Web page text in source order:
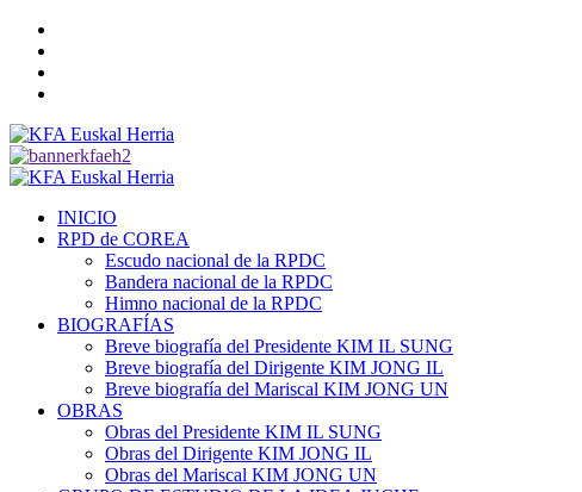
Saltar
contenido
Menú
INICIO
RPD de COREA
Escudo nacional de la RPDC
Bandera nacional de la RPDC
Himno nacional de la RPDC
BIOGRAFÍAS
Breve biografía del Presidente KIM IL SUNG
Breve biografía del Dirigente KIM JONG IL
Breve biografía del Mariscal KIM JONG UN
OBRAS
Obras del Presidente KIM IL SUNG
Obras del Dirigente KIM JONG IL
Obras del Mariscal KIM JONG UN